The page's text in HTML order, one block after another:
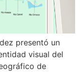
presentó un
visual del
de